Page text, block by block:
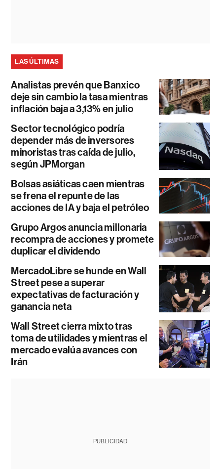
LAS ÚLTIMAS
Analistas prevén que Banxico
deje sin cambio la tasa mientras
inflación baja a 3,13% en julio
Sector tecnológico podría
depender más de inversores
minoristas tras caída de julio,
según JPMorgan
Bolsas asiáticas caen mientras
se frena el repunte de las
acciones de IA y baja el petróleo
Grupo Argos anuncia millonaria
recompra de acciones y promete
duplicar el dividendo
MercadoLibre se hunde en Wall
Street pese a superar
expectativas de facturación y
ganancia neta
Wall Street cierra mixto tras
toma de utilidades y mientras el
mercado evalúa avances con
Irán
PUBLICIDAD